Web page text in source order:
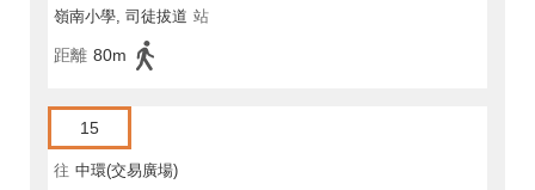
嶺南小學, 司徒拔道 站
距離 80m
15
往 中環(交易廣場)